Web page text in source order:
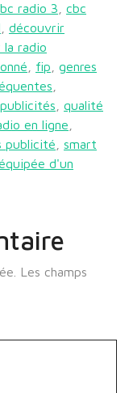
radio 3
cbc
découvrir
radio
fip
genres
publicités
qualité
en ligne
publicité
smart
d'un
Les champs